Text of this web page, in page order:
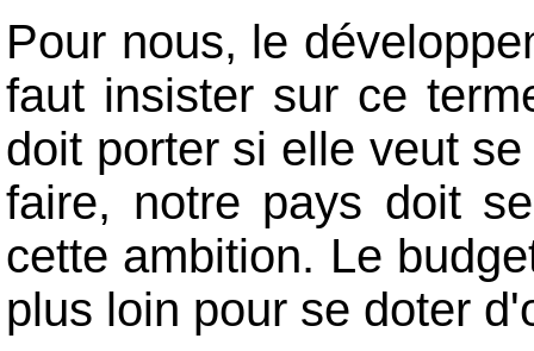
Pour nous, le
faut insister sur ce
doit porter si elle veut
faire, notre pays doit
cette ambition. Le
plus loin pour se doter